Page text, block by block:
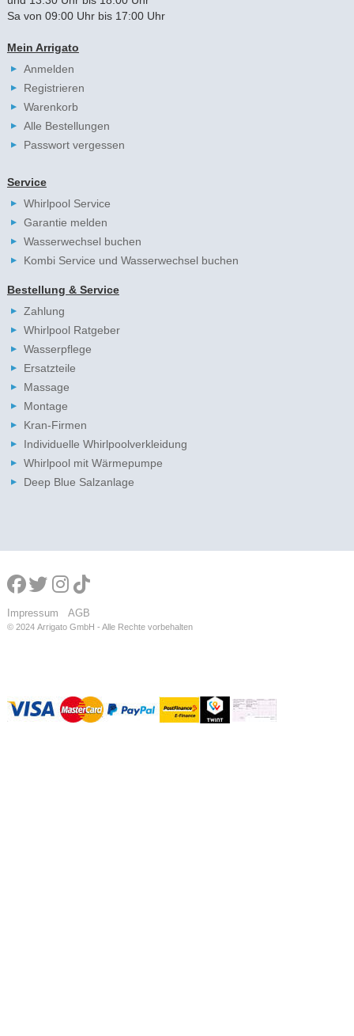
Sa von 09:00 Uhr bis 17:00 Uhr
Mein Arrigato
Anmelden
Registrieren
Warenkorb
Alle Bestellungen
Passwort vergessen
Service
Whirlpool Service
Garantie melden
Wasserwechsel buchen
Kombi Service und Wasserwechsel buchen
Bestellung & Service
Zahlung
Whirlpool Ratgeber
Wasserpflege
Ersatzteile
Massage
Montage
Kran-Firmen
Individuelle Whirlpoolverkleidung
Whirlpool mit Wärmepumpe
Deep Blue Salzanlage
Impressum AGB
© 2024 Arrigato GmbH - Alle Rechte vorbehalten